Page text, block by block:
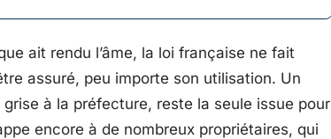
ait rendu l’âme, la loi française ne fait
assuré, peu importe son utilisation. Un
à la préfecture, reste la seule issue pour
encore à de nombreux propriétaires, qui